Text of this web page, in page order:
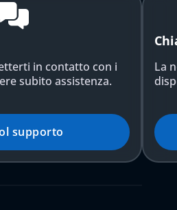
in contatto con i
subito assistenza.
supporto
La